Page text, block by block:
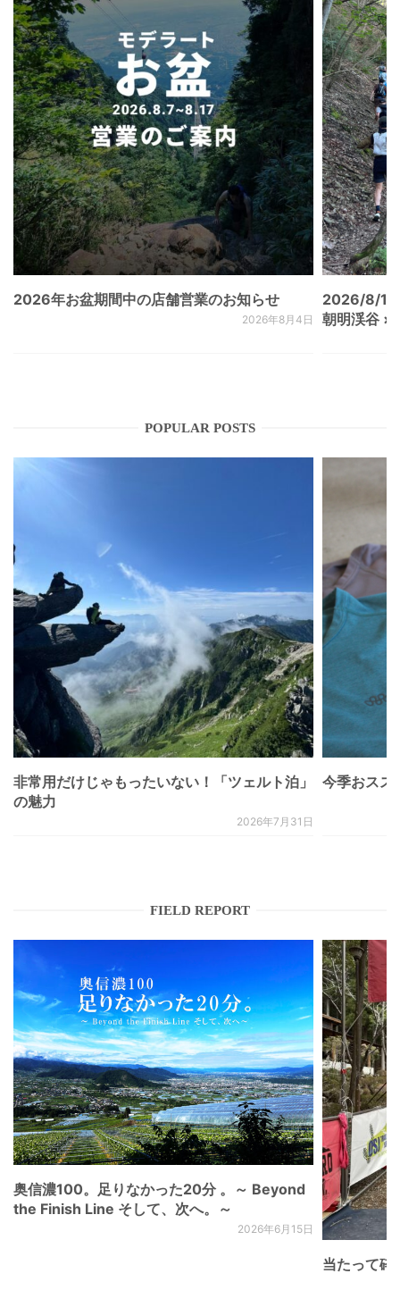
2026年お盆期間中の店舗営業のお知らせ
2026年8月4日
2026/8/
朝明渓谷 ×
POPULAR POSTS
非常用だけじゃもったいない！「ツェルト泊」
の魅力
2026年7月31日
今季おスス
FIELD REPORT
奥信濃100。足りなかった20分 。～ Beyond
the Finish Line そして、次へ。～
2026年6月15日
当たって砕